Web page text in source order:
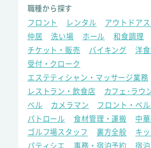
職種から探す
フロント
レンタル
アウトドア
仲居
洗い場 ホール
和食調理
チケット・販売
バイキング 洋
受付・クローク
エステティシャン・マッサージ業務
レストラン・飲食店
カフェ･ラウ
ベル
カメラマン
フロント・ベ
パトロール
食材管理・運搬
中
ゴルフ場スタッフ
裏方全般
キ
パティシエ
事務・宿泊予約
宿